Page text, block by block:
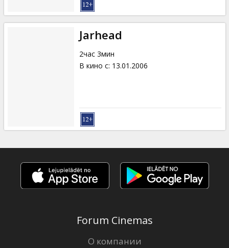
Jarhead
2час 3мин
В кино с: 13.01.2006
Forum Cinemas
О компании